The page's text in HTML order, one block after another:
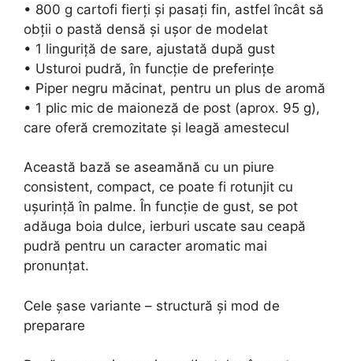
• 800 g cartofi fierți și pasați fin, astfel încât să
obții o pastă densă și ușor de modelat
• 1 linguriță de sare, ajustată după gust
• Usturoi pudră, în funcție de preferințe
• Piper negru măcinat, pentru un plus de aromă
• 1 plic mic de maioneză de post (aprox. 95 g),
care oferă cremozitate și leagă amestecul
Această bază se aseamănă cu un piure
consistent, compact, ce poate fi rotunjit cu
ușurință în palme. În funcție de gust, se pot
adăuga boia dulce, ierburi uscate sau ceapă
pudră pentru un caracter aromatic mai
pronunțat.
Cele șase variante – structură și mod de
preparare